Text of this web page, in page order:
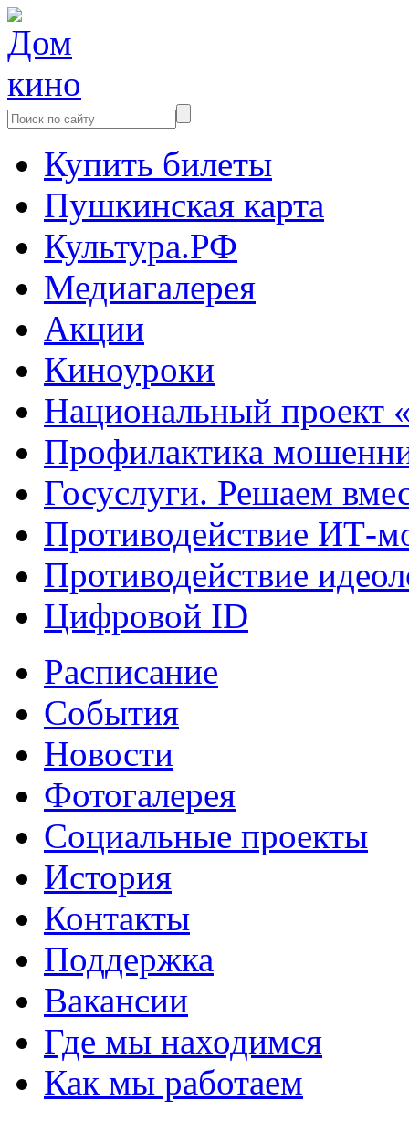
Купить билеты
Пушкинская карта
Культура.РФ
Медиагалерея
Акции
Киноуроки
Национальный проект
Профилактика
Госуслуги. Решаем
Противодействие ИТ-
Противодействие
Цифровой ID
Расписание
События
Новости
Фотогалерея
Социальные проекты
История
Контакты
Поддержка
Вакансии
Где мы находимся
Как мы работаем